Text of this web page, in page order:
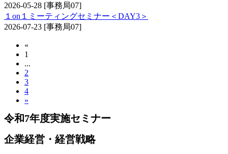
2026-05-28 [事務局07]
１on１ミーティングセミナー＜DAY3＞
2026-07-23 [事務局07]
«
1
...
2
3
4
»
令和7年度実施セミナー
企業経営・経営戦略